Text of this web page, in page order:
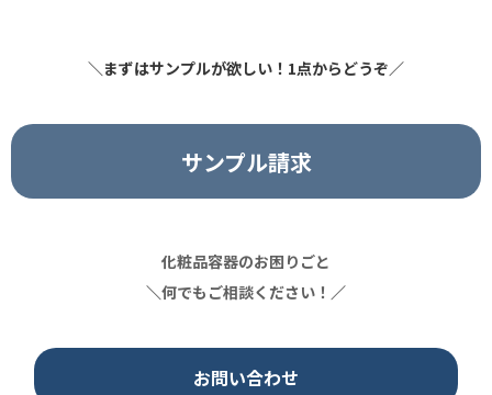
＼まずはサンプルが欲しい！1点からどうぞ／
サンプル請求
化粧品容器のお困りごと
＼何でもご相談ください！ ／
お問い合わせ